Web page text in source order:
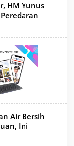
HM Yunus
Air Bersih
Ini